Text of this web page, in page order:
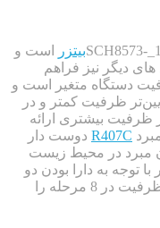
بیتزراست و
نیز فراهم
متغیر است و
کمتر و در
ارائه
دوست دار
محیط زیست
دارا بودن دو
کمپرسور کامپکت اسکرو توانایی منترل ظرفیت در 8 مرحله را